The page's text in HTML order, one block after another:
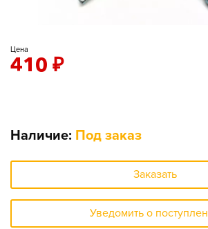
Цена
410 ₽
Наличие: Под заказ
Заказать
Уведомить о